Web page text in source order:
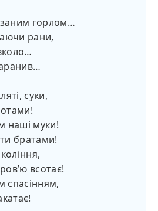
горлом…
рани,
суки,
наші муки!
братами!
всотає!
спасінням,